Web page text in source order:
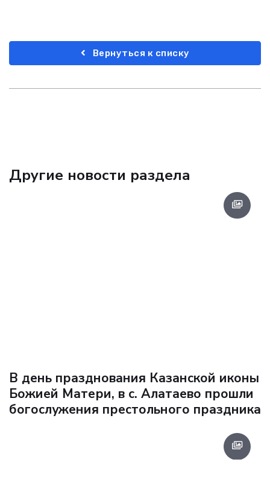
Вернуться к списку
Другие новости раздела
В день празднования Казанской иконы
Божией Матери, в с. Алатаево прошли
богослужения престольного праздника